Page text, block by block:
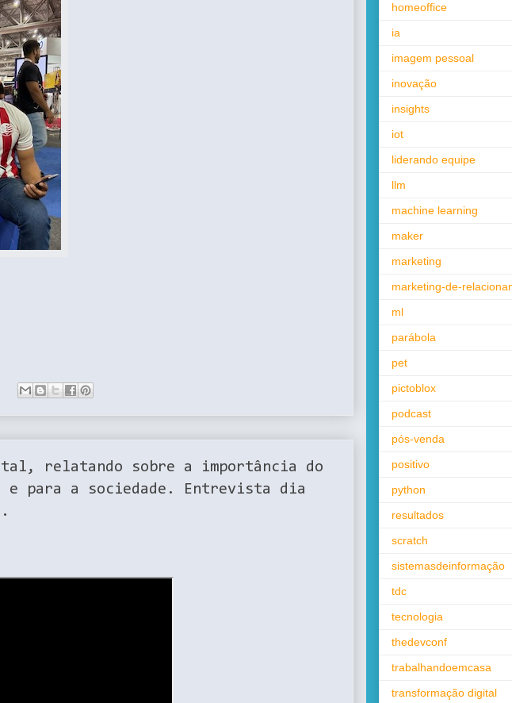
relatando sobre a importância do
e para a sociedade. Entrevista dia
homeoffice
ia
imagem pessoal
inovação
insights
iot
liderando equipe
llm
machine learning
maker
marketing
marketing-de-
ml
parábola
pet
pictoblox
podcast
pós-venda
positivo
python
resultados
scratch
sistemasdeinformação
tdc
tecnologia
thedevconf
trabalhandoemcasa
transformação digital